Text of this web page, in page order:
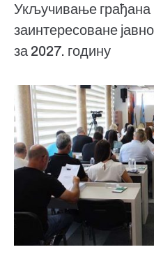
Укључивање грађана
заинтересоване
за 2027. годину